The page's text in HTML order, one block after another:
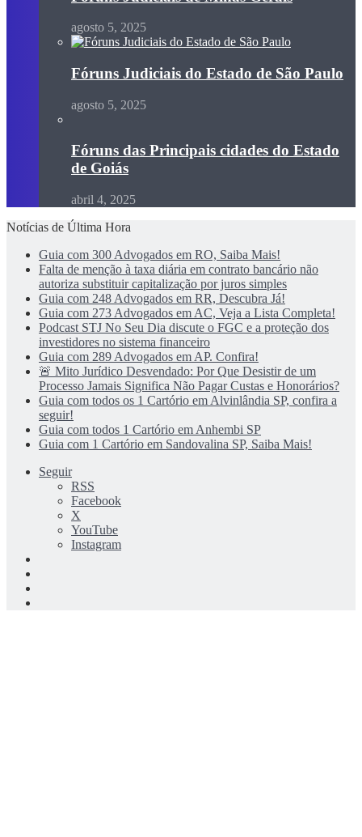
agosto 5, 2025
Fóruns Judiciais do Estado de São Paulo
agosto 5, 2025
Fóruns das Principais cidades do Estado
de Goiás
abril 4, 2025
Notícias de Última Hora
Guia com 300 Advogados em RO, Saiba Mais!
Falta de menção à taxa diária em contrato bancário não
autoriza substituir capitalização por juros simples
Guia com 248 Advogados em RR, Descubra Já!
Guia com 273 Advogados em AC, Veja a Lista Completa!
Podcast STJ No Seu Dia discute o FGC e a proteção dos
investidores no sistema financeiro
Guia com 289 Advogados em AP. Confira!
🚨 Mito Jurídico Desvendado: Por Que Desistir de um
Processo Jamais Significa Não Pagar Custas e Honorários?
Guia com todos os 1 Cartório em Alvinlândia SP, confira a
seguir!
Guia com todos 1 Cartório em Anhembi SP
Guia com 1 Cartório em Sandovalina SP, Saiba Mais!
Seguir
RSS
Facebook
X
YouTube
Instagram